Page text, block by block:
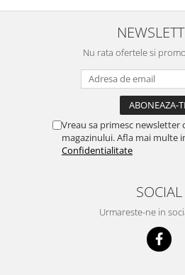
Finisoare beton
Taietoare beton si asfalt
Turnuri de lumina
Nu rata ofertele si
Vreau sa primesc newsletter
magazinului. Afla mai multe
Confidentialitate
SOCIAL
Urmareste-ne in